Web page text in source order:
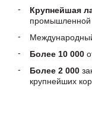
Крупнейшая
промышленной
Более 10 000
Более 2 000
крупнейших